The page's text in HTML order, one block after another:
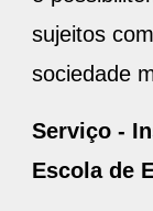
sujeitos
sociedade
Serviço -
Escola de